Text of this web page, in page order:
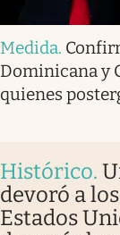
Medida.
Dominicana y
quienes
Histórico.
devoró a
Estados